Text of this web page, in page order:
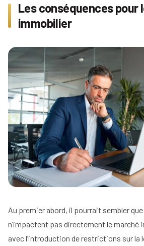
Les conséquences pour
immobilier
Au premier abord, il pourrait sembler
n’impactent pas directement le marché
avec l’introduction de restrictions sur la